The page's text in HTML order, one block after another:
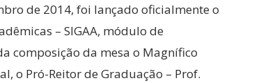
de 2014, foi lançado oficialmente o
– SIGAA, módulo de
composição da mesa o Magnífico
o Pró-Reitor de Graduação – Prof.